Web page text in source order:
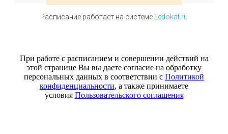
Расписание работает на системе Ledokat.ru
При работе с расписанием и совершении действий на
этой странице Вы вы даете согласие на обработку
персональных данных в соответствии с Политикой
конфиденциальности, а также принимаете
условия Пользовательского соглашения